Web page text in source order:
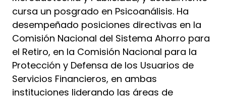
cursa un posgrado en Psicoanálisis. Ha
desempeñado posiciones directivas en la
Comisión Nacional del Sistema Ahorro para
el Retiro, en la Comisión Nacional para la
Protección y Defensa de los Usuarios de
Servicios Financieros, en ambas
instituciones liderando las áreas de